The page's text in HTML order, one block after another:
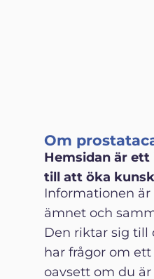
Om
Hemsidan är
till att öka
Informationen
ämnet och
Den riktar sig till
har frågor om
oavsett om du